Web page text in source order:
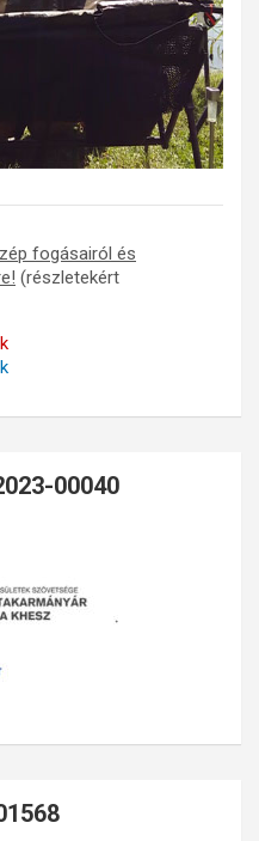
fogásairól és
(részletekért
00040